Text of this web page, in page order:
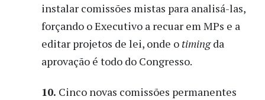
instalar comissões mistas para analisá-las,
forçando o Executivo a recuar em MPs e a
editar projetos de lei, onde o timingda
aprovação é todo do Congresso.
10. Cinco novas comissões permanentes